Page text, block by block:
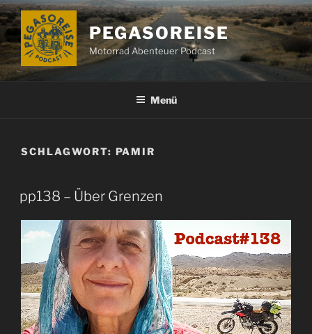
Zum
Inhalt
springen
PEGASOREISE
Motorrad Abenteuer Podcast
Menü
SCHLAGWORT: PAMIR
pp138 – Über Grenzen